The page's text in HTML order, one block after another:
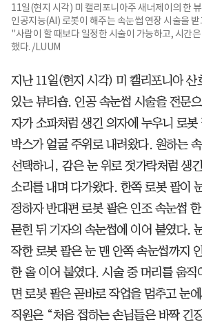
11일(현지 시각) 미 캘리포니아주 새너제이의 한
인공지능(AI) 로봇이 해주는 속눈썹 연장 시술을
"사람이 할 때보다 일정한 시술이 가능하고, 시간
했다. /LUUM
지난 11일(현지 시각) 미 캘리포니아 산
있는 뷰티숍. 인공 속눈썹 시술을 전문
자가 소파처럼 생긴 의자에 누우니 로봇
박스가 얼굴 주위로 내려왔다. 원하는
선택하니, 감은 눈 위로 젓가락처럼 생
소리를 내며 다가왔다. 한쪽 로봇 팔이
정하자 반대편 로봇 팔은 인조 속눈썹
묻힌 뒤 기자의 속눈썹에 이어 붙였다.
작한 로봇 팔은 눈 맨 안쪽 속눈썹까지
한 올 이어 붙였다. 시술 중 머리를 움직
면 로봇 팔은 곧바로 작업을 멈추고 눈
직원은 “처음 접하는 손님들은 바짝 긴